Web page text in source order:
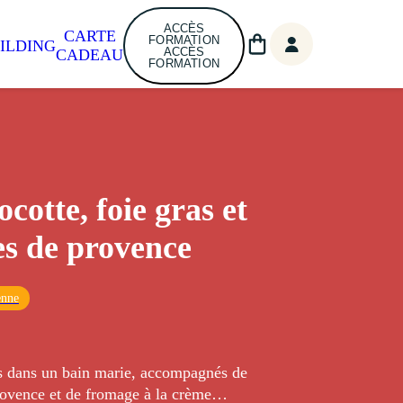
CARTE
CADEAU
ACCÈS
FORMATION
ACCÈS
FORMATION
foie gras et
de provence
un bain marie, accompagnés de
et de fromage à la crème